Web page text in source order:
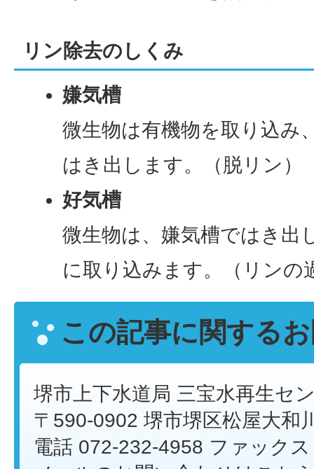
リン除去のしくみ
嫌気槽
微生物は有機物を取り込み
はき出します。（脱リン）
好気槽
微生物は、嫌気槽ではき出
に取り込みます。（リンの
この記事に関する
堺市上下水道局 三宝水再生セ
〒590-0902 堺市堺区松屋大和
電話 072-232-4958 ファック